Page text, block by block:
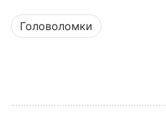
Головоломки